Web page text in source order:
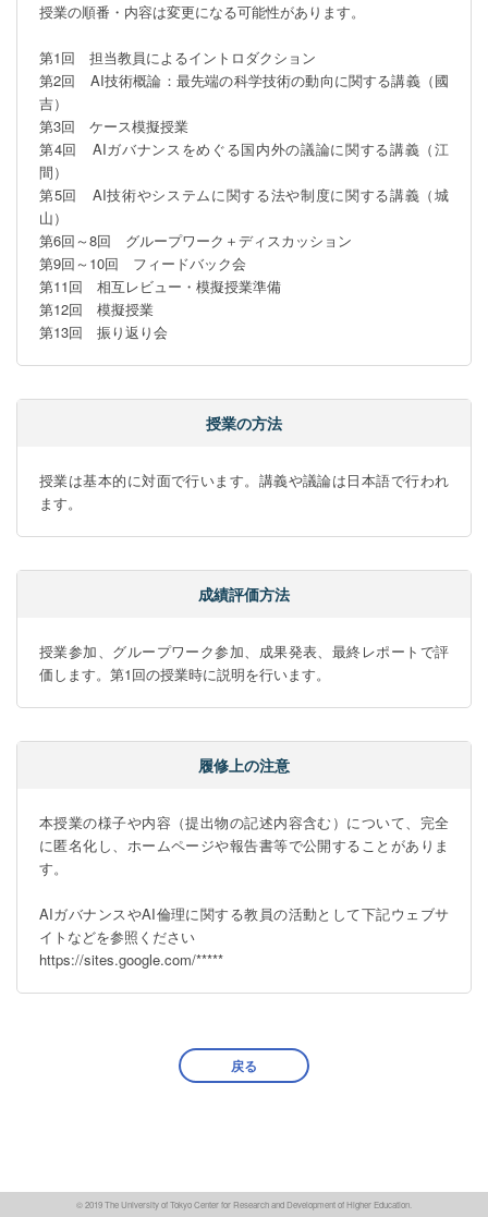
授業の順番・内容は変更になる可能性があります。
第1回　担当教員によるイントロダクション
第2回　AI技術概論：最先端の科学技術の動向に関する講義（國
吉）
第3回　ケース模擬授業
第4回　AIガバナンスをめぐる国内外の議論に関する講義（江
間）
第5回　AI技術やシステムに関する法や制度に関する講義（城
山）
第6回～8回　グループワーク＋ディスカッション
第9回～10回　フィードバック会
第11回　相互レビュー・模擬授業準備
第12回　模擬授業
第13回　振り返り会
授業の方法
授業は基本的に対面で行います。講義や議論は日本語で行われ
ます。
成績評価方法
授業参加、グループワーク参加、成果発表、最終レポートで評
価します。第1回の授業時に説明を行います。
履修上の注意
本授業の様子や内容（提出物の記述内容含む）について、完全
に匿名化し、ホームページや報告書等で公開することがありま
す。
AIガバナンスやAI倫理に関する教員の活動として下記ウェブサ
イトなどを参照ください
https://sites.google.com/*****
戻る
© 2019 The University of Tokyo Center for Research and Development of Higher Education.